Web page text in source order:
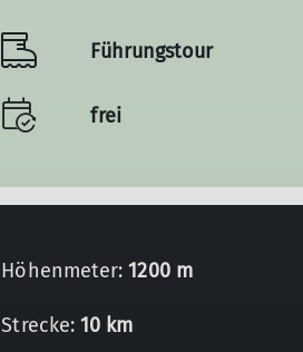
Führungstour
frei
Höhenmeter:1200 m
Strecke:10 km